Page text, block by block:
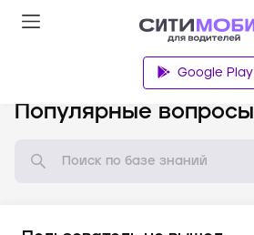
Google Play
Популярные вопросы